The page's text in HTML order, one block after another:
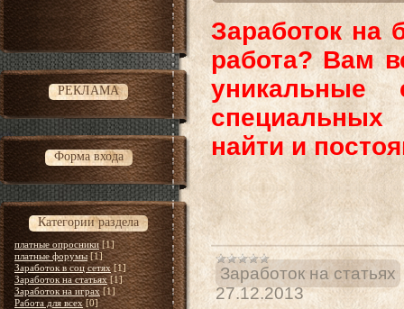
РЕКЛАМА
Форма входа
Категории раздела
платные опросники [1]
платные форумы [1]
Заработок в соц сетях [1]
Заработок на статьях [1]
Заработок на играх [1]
Работа для всех [0]
Заработок на
работа? Вам
найти и
Заработок на статьях
27.12.2013